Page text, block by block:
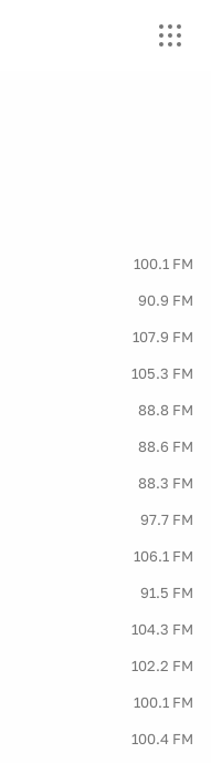
100.1 FM
90.9 FM
107.9 FM
105.3 FM
88.8 FM
88.6 FM
88.3 FM
97.7 FM
106.1 FM
91.5 FM
104.3 FM
102.2 FM
100.1 FM
100.4 FM